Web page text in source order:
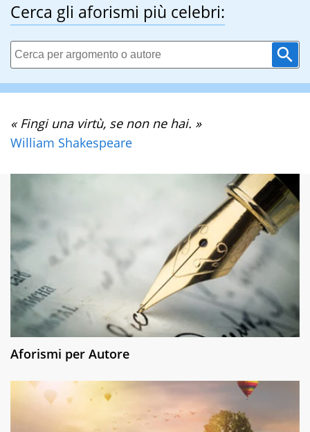
Cerca gli aforismi più celebri:
« Fingi una virtù, se non ne hai. »
William Shakespeare
Aforismi per Autore